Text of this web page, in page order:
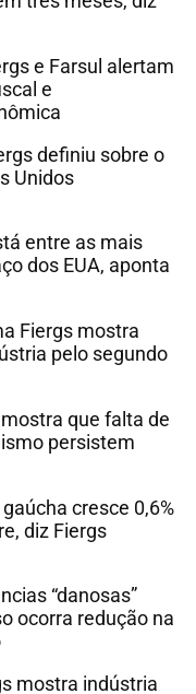
e Farsul alertam
e
definiu sobre o
Unidos
entre as mais
dos EUA, aponta
Fiergs mostra
pelo segundo
que falta de
persistem
cresce 0,6%
diz Fiergs
“danosas”
ocorra redução na
mostra indústria